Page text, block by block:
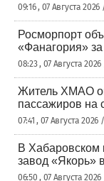
09:16 , 07 Августа
Росморпорт
«Фанагория»
08:23 , 07 Августа
Житель ХМАО
пассажиров на
07:41 , 07 Августа 2026
В Хабаровском
завод «Якорь»
06:50 , 07 Августа